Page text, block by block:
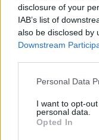
disclosure of your
IAB’s list of
also be disclosed by
Downstream
Please note that
not limited to your
grant or deny
use your data for
Personal Data
I want to opt-
personal data.
Opted In
του ιστορικού
αποτελούντις
ιστορία της
Σημείωσε πως
καυσίμων η
μείωση κατά